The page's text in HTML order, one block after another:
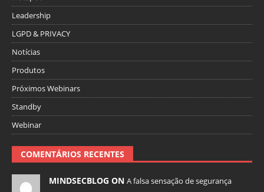
Leadership
LGPD & PRIVACY
Notícias
Produtos
Próximos Webinars
Standby
Webinar
COMENTÁRIOS RECENTES
MINDSECBLOG ON A falsa sensação de segurança